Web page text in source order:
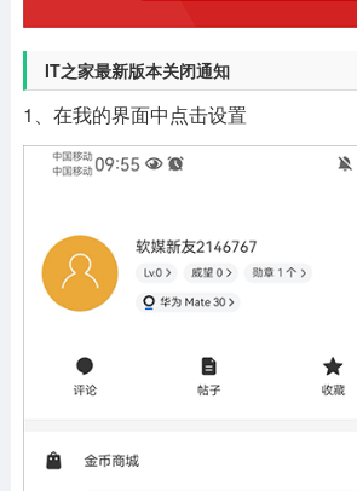
IT之家最新版本关闭通知
1、在我的界面中点击设置